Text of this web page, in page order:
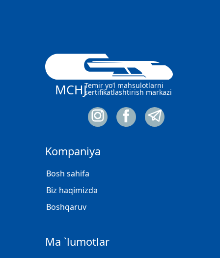
MCHJTemir yo‘l mahsulotlarni
sertifikatlashtirish markazi
Kompaniya
Bosh sahifa
Biz haqimizda
Boshqaruv
Ma `lumotlar